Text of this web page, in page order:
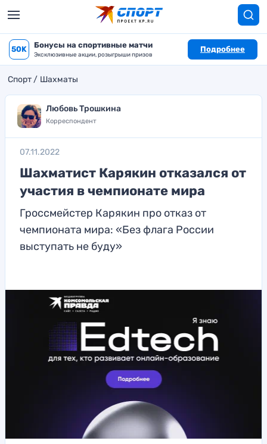
50K Бонусы на спортивные матчи
Эксклюзивные акции, розыгрыши призов
Подробнее
Спорт Шахматы
Любовь Трошкина
Корреспондент
07.11.2022
Шахматист Карякин отказался от
участия в чемпионате мира
Гроссмейстер Карякин про отказ от
чемпионата мира: «Без флага России
выступать не буду»